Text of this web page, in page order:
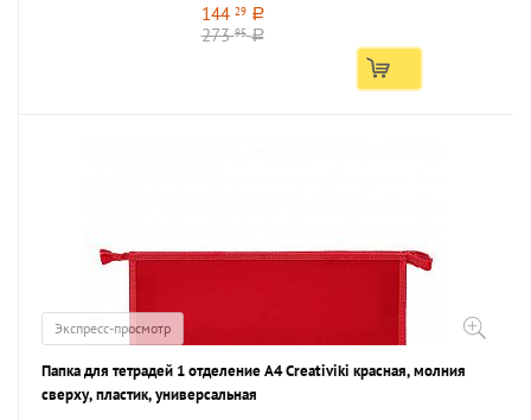
144 29 a
27395 a
Экспресс-просмотр
Папка для тетрадей 1 отделение А4 Creativiki красная, молния
сверху, пластик, универсальная